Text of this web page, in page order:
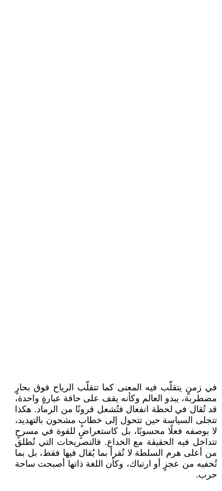
في زمنٍ يتقلّب فيه المعنى كما تتقلّب الرياح فوق بحارٍ
مضطربة، يبدو العالم وكأنه يقف على حافة عبارةٍ واحدة،
قد تُقال في لحظة انفعال فتُشعل قرونًا من الرماد. هكذا
تتجلى السياسة حين تتحول إلى خطابٍ مشحون بالتهديد،
لا بوصفه فعلًا محسوبًا، بل كاستعراضٍ للقوة في مسرحٍ
تتداخل فيه الحقيقة مع الخداع. فالتصريحات التي تُطلق
من أعلى هرم السلطة لا تُقرأ بما يُقال فيها فقط، بل بما
تُخفيه من عجزٍ أو ارتباك، وكأن اللغة ذاتها أصبحت ساحة
حرب.